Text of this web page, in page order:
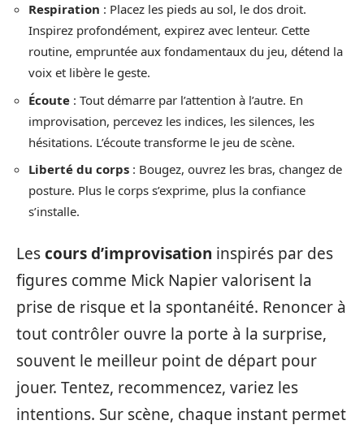
Respiration : Placez les pieds au sol, le dos droit.
Inspirez profondément, expirez avec lenteur. Cette
routine, empruntée aux fondamentaux du jeu, détend la
voix et libère le geste.
Écoute : Tout démarre par l’attention à l’autre. En
improvisation, percevez les indices, les silences, les
hésitations. L’écoute transforme le jeu de scène.
Liberté du corps : Bougez, ouvrez les bras, changez de
posture. Plus le corps s’exprime, plus la confiance
s’installe.
Lescours d’improvisation inspirés par des
figures comme Mick Napier valorisent la
prise de risque et la spontanéité. Renoncer à
tout contrôler ouvre la porte à la surprise,
souvent le meilleur point de départ pour
jouer. Tentez, recommencez, variez les
intentions. Sur scène, chaque instant permet